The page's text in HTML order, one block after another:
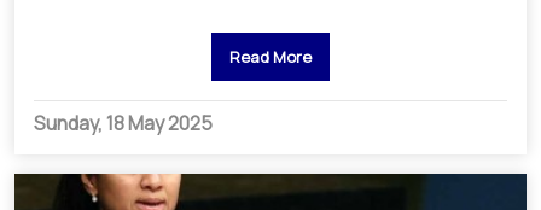
Read More
Sunday, 18 May 2025